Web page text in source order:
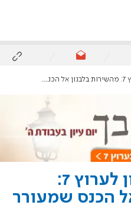
אהרון סעדון בראיון לערוץ 7:
הכנס שמעורר